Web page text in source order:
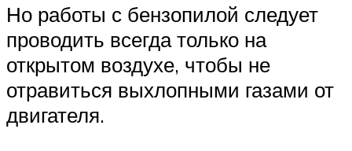
Но работы с бензопилой следует
проводить всегда только на
открытом воздухе, чтобы не
отравиться выхлопными газами от
двигателя.